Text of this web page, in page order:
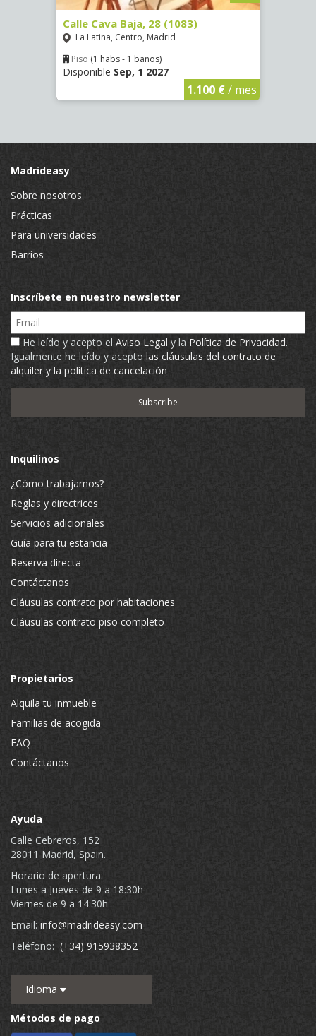
Calle Cava Baja, 28 (1083)
La Latina, Centro, Madrid
Piso (1 habs - 1 baños)
Disponible Sep, 1 2027
1.100 €/ mes
Madrideasy
Sobre nosotros
Prácticas
Para universidades
Barrios
Inscríbete en nuestro newsletter
Email
He leído y acepto el Aviso Legal y la Política de Privacidad.
Igualmente he leído y acepto las cláusulas del contrato de
alquiler y la política de cancelación
Inquilinos
¿Cómo trabajamos?
Reglas y directrices
Servicios adicionales
Guía para tu estancia
Reserva directa
Contáctanos
Cláusulas contrato por habitaciones
Cláusulas contrato piso completo
Propietarios
Alquila tu inmueble
Familias de acogida
FAQ
Contáctanos
Ayuda
Calle Cebreros, 152
28011 Madrid, Spain.
Horario de apertura:
Lunes a Jueves de 9 a 18:30h
Viernes de 9 a 14:30h
Email: info@madrideasy.com
Teléfono: (+34) 915938352
Idioma
Métodos de pago